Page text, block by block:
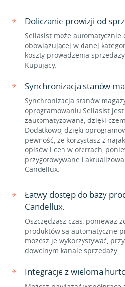
Doliczanie prowizji od
Sellasist może automatycznie
obowiązującej w danej
koszty prowadzenia
Kupujący.
Synchronizacja stanów
Synchronizacja stanów
oprogramowaniu Sellasist jest
zautomatyzowana, dzięki
Dodatkowo, dzięki
pewność, że korzystasz z
opisów i cen w ofertach,
przygotowywane i
Candellux.
Łatwy dostęp do bazy
Candellux.
Oszczędzasz czas, ponieważ
produktów są automatyczne
możesz je wykorzystywać,
dowolnym kanale sprzedaży.
Integracje z wieloma